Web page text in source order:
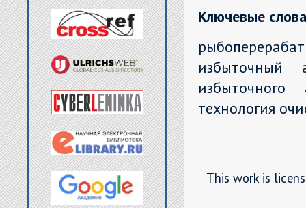
Ключевые
избыточный
избыточного
технология
This work is